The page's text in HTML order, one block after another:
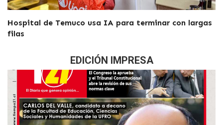
Hospital de Temuco usa IA para terminar con largas
filas
EDICIÓN IMPRESA